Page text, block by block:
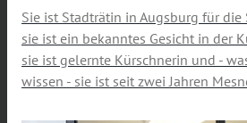
Sie ist Stadträtin in Augsburg für die
sie ist ein bekanntes Gesicht in der
sie ist gelernte Kürschnerin und -
wissen - sie ist seit zwei Jahren